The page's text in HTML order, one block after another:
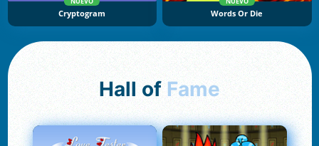
Cryptogram Words Or Die
Hall of Fame